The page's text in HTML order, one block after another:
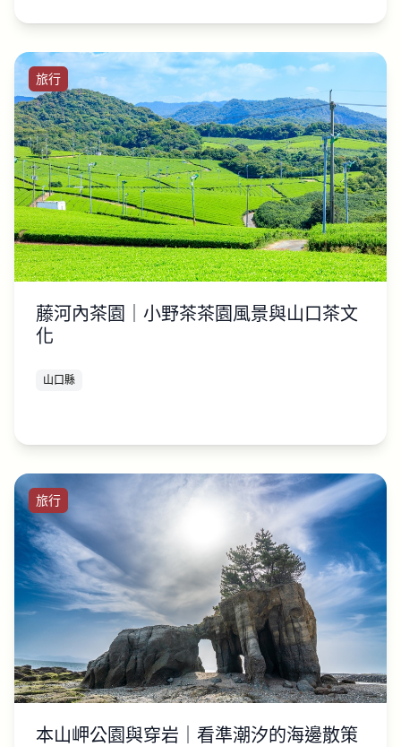
旅行
藤河內茶園｜小野茶茶園風景與山口茶文
化
山口縣
旅行
本山岬公園與穿岩｜看準潮汐的海邊散策